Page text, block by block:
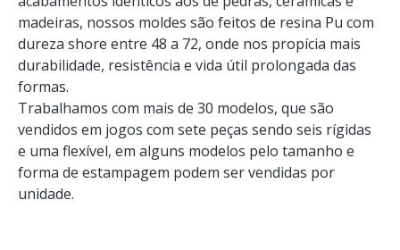
madeiras, nossos moldes são feitos de resina Pu com
dureza shore entre 48 a 72, onde nos propícia mais
durabilidade, resistência e vida útil prolongada das
formas.
Trabalhamos com mais de 30 modelos, que são
vendidos em jogos com sete peças sendo seis rígidas
e uma flexível, em alguns modelos pelo tamanho e
forma de estampagem podem ser vendidas por
unidade.